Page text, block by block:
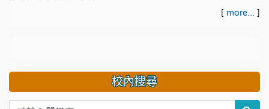
[ more... ]
校內搜尋